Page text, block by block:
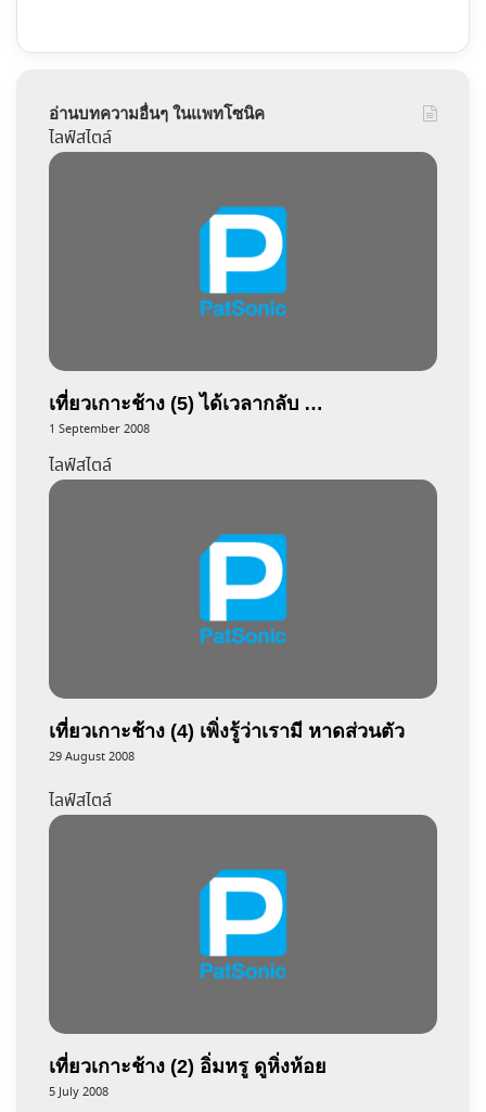
อ่านบทความอื่นๆ ในแพทโซนิค
ไลฟ์สไตล์
เที่ยวเกาะช้าง (5) ได้เวลากลับ …
1 September 2008
ไลฟ์สไตล์
เที่ยวเกาะช้าง (4) เพิ่งรู้ว่าเรามี หาดส่วนตัว
29 August 2008
ไลฟ์สไตล์
เที่ยวเกาะช้าง (2) อิ่มหรู ดูหิ่งห้อย
5 July 2008